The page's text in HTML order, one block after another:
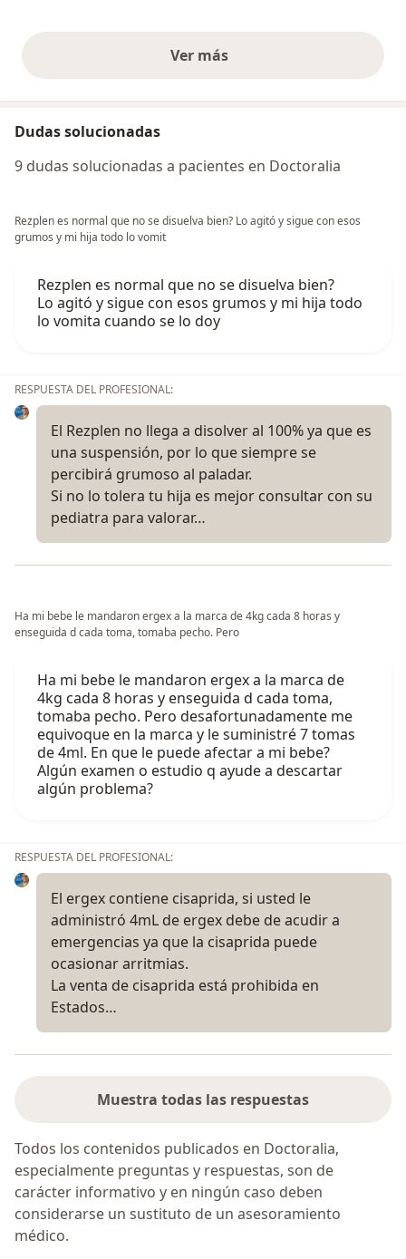
Ver másopiniones anteriores
Dudas solucionadas
9 dudas solucionadas a pacientes en Doctoralia
Rezplen es normal que no se disuelva bien? Lo agitó y sigue con esos
grumos y mi hija todo lo vomit
Rezplen es normal que no se disuelva bien?
Lo agitó y sigue con esos grumos y mi hija todo
lo vomita cuando se lo doy
RESPUESTA DEL PROFESIONAL:
El Rezplen no llega a disolver al 100% ya que es
una suspensión, por lo que siempre se
percibirá grumoso al paladar.
Si no lo tolera tu hija es mejor consultar con su
pediatra para valorar…
Ha mi bebe le mandaron ergex a la marca de 4kg cada 8 horas y
enseguida d cada toma, tomaba pecho. Pero
Ha mi bebe le mandaron ergex a la marca de
4kg cada 8 horas y enseguida d cada toma,
tomaba pecho. Pero desafortunadamente me
equivoque en la marca y le suministré 7 tomas
de 4ml. En que le puede afectar a mi bebe?
Algún examen o estudio q ayude a descartar
algún problema?
RESPUESTA DEL PROFESIONAL:
El ergex contiene cisaprida, si usted le
administró 4mL de ergex debe de acudir a
emergencias ya que la cisaprida puede
ocasionar arritmias.
La venta de cisaprida está prohibida en
Estados…
Muestra todas las respuestas
Todos los contenidos publicados en Doctoralia,
especialmente preguntas y respuestas, son de
carácter informativo y en ningún caso deben
considerarse un sustituto de un asesoramiento
médico.